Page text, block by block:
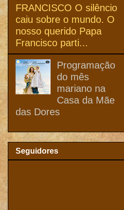
FRANCISCO O silêncio
caiu sobre o mundo. O
nosso querido Papa
Francisco parti...
Programação
do mês
mariano na
Casa da Mãe
das Dores
Seguidores